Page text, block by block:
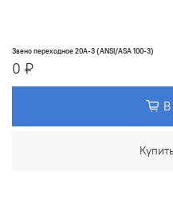
Звено переходное 20A-3 (ANSI/ASA 100-3)
0 ₽